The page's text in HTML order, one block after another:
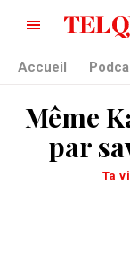
Accueil
Même
par
Ta